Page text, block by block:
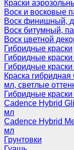
Краски
Воск и восковые
Воск финишный,
Воск битумный,
Воск цветной
Гибридные краски
Гибридные
Гибридные
Краска
мл, светлые
Гибридные
Cadence Hybrid
мл
Cadence Hybrid
мл
Грунтовки